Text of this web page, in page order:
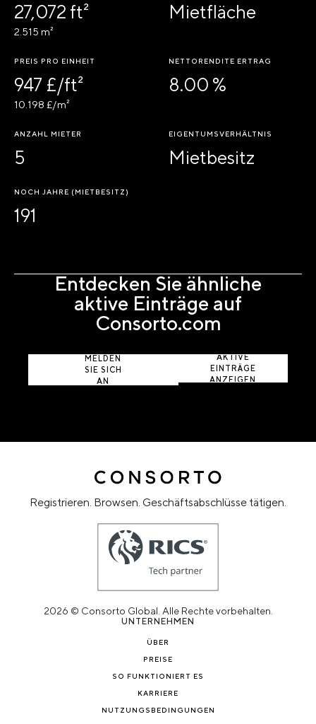
27,072 ft²
2.515 m²
Mietfläche
PREIS PRO EINHEIT
947 £/ft²
10.198 £/m²
NETTORENDITE ERTRAG
8.00 %
ANZAHL MIETER
5
EIGENTUMSVERHÄLTNIS
Mietbesitz
NOCH JAHRE (MIETBESITZ)
191
Entdecken Sie ähnliche
aktive Einträge auf
Consorto.com
MELDEN
SIE SICH
AN
AKTIVE
EINTRÄGE
ANZEIGEN
Registrieren. Browsen. Geschäftsabschlüsse tätigen.
2026 © Consorto Global. Alle Rechte vorbehalten.
UNTERNEHMEN
ÜBER
PREISE
SO FUNKTIONIERT ES
KARRIERE
NUTZUNGSBEDINGUNGEN